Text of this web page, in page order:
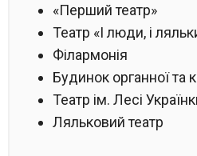
«Перший театр»
Театр «І люди, і
Філармонія
Будинок органної та
Театр ім. Лесі
Ляльковий театр